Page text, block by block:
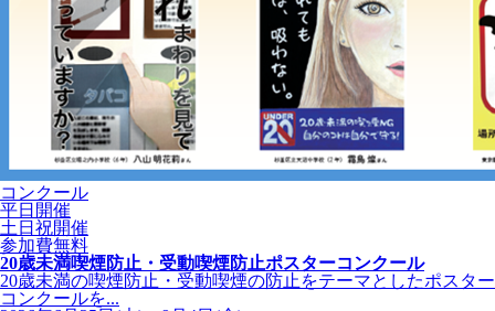
コンクール
平日開催
土日祝開催
参加費無料
20歳未満喫煙防止・受動喫煙防止ポスターコンクール
20歳未満の喫煙防止・受動喫煙の防止をテーマとしたポスター
コンクールを...